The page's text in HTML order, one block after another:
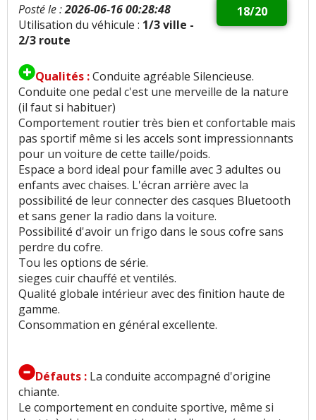
18/20
Posté le :2026-06-16 00:28:48
Utilisation du véhicule : 1/3 ville -
2/3 route
Qualités :Conduite agréable Silencieuse.
Conduite one pedal c'est une merveille de la nature
(il faut si habituer)
Comportement routier très bien et confortable mais
pas sportif même si les accels sont impressionnants
pour un voiture de cette taille/poids.
Espace a bord ideal pour famille avec 3 adultes ou
enfants avec chaises. L'écran arrière avec la
possibilité de leur connecter des casques Bluetooth
et sans gener la radio dans la voiture.
Possibilité d'avoir un frigo dans le sous cofre sans
perdre du cofre.
Tou les options de série.
sieges cuir chauffé et ventilés.
Qualité globale intérieur avec des finition haute de
gamme.
Consommation en général excellente.
Défauts : La conduite accompagné d'origine
chiante.
Le comportement en conduite sportive, même si